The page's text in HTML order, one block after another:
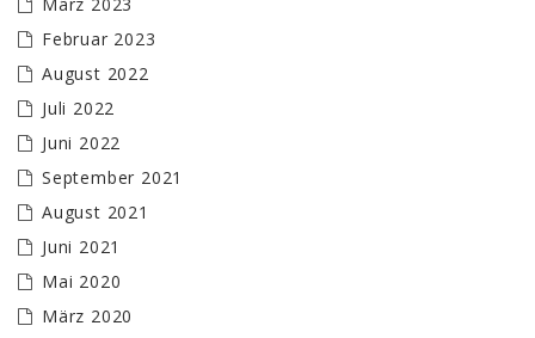
März 2023
Februar 2023
August 2022
Juli 2022
Juni 2022
September 2021
August 2021
Juni 2021
Mai 2020
März 2020